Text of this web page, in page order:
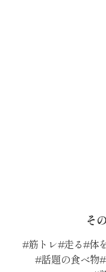
そ
筋トレ 走る 体
話題の食べ物